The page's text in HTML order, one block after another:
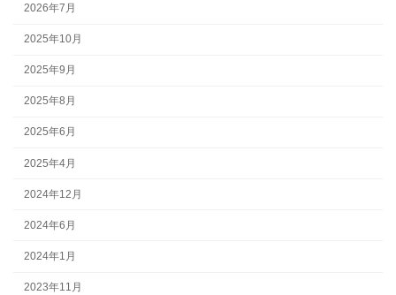
2026年7月
2025年10月
2025年9月
2025年8月
2025年6月
2025年4月
2024年12月
2024年6月
2024年1月
2023年11月